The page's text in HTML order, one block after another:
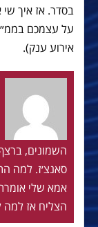
בסדר. אז איך
על עצמכם
אירוע ענק).
השמונים,
סאנצ׳ז. למה
אמא שלי
הצליח אז למה